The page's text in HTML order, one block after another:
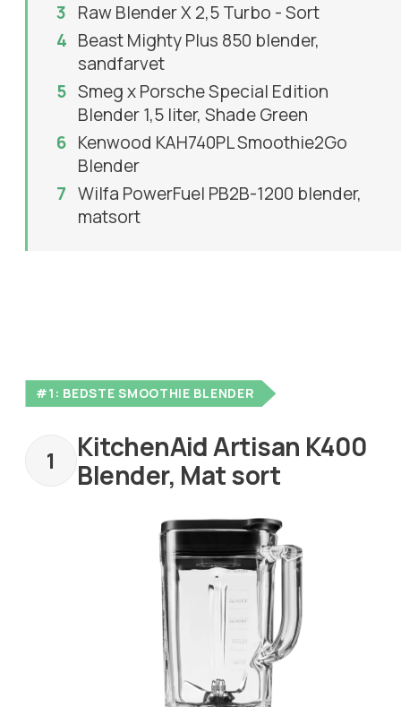
Raw Blender X 2,5 Turbo - Sort
Beast Mighty Plus 850 blender,
sandfarvet
Smeg x Porsche Special Edition
Blender 1,5 liter, Shade Green
Kenwood KAH740PL Smoothie2Go
Blender
Wilfa PowerFuel PB2B-1200 blender,
matsort
#1: BEDSTE SMOOTHIE BLENDER
KitchenAid Artisan K400
Blender, Mat sort